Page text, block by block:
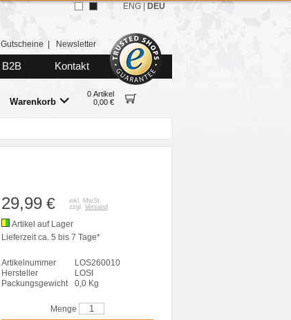
Gutscheine Newsletter
B2B Kontakt
Warenkorb
0 Artikel
0,00 €
ENG DEU
29,99 €
inkl. MwSt.
zzgl. Versand
Artikel auf Lager
Lieferzeit ca. 5 bis 7 Tage*
Artikelnummer
LOS260010
Hersteller
LOSI
Packungsgewicht
0,0 Kg
Menge